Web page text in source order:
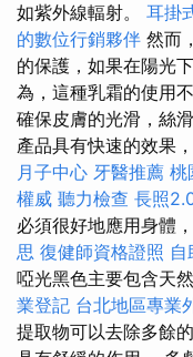
如紫外線輻射。 耳掛
的數位行銷夥伴 然而
的保護，如果在陽光
為，這種乳霜的使用
確保皮膚的光滑，絲
產品具有快速的效果
月子中心 牙醫推薦 桃
權威 聽力檢查 長照
必須很好地應用身體
思 復健師資格證照 自
啞光黑色主要包含天
業登記 台北地區專業
提取物可以去除多餘